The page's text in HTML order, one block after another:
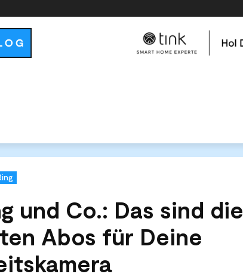
und Co.: Das sind die
Abos für Deine